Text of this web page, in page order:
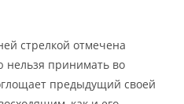
стрелкой отмечена
нельзя принимать во
предыдущий своей